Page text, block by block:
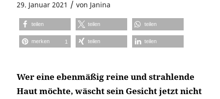
29. Januar 2021 / von Janina
teilen teilen teilen
merken 1 teilen teilen
Wer eine ebenmäßig reine und strahlende
Haut möchte, wäscht sein Gesicht jetzt nicht